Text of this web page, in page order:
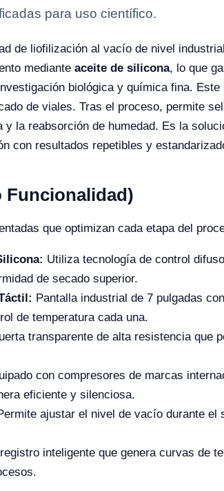
para uso científico.
de liofilización al vacío de nivel
mediante aceite de silicona, lo que
biológica y química fina.
de viales. Tras el proceso, permite
la reabsorción de humedad. Es la
con resultados repetibles y
Funcionalidad)
que optimizan cada etapa del
Utiliza tecnología de control
de secado superior.
Pantalla industrial de 7 pulgadas
de temperatura cada una.
transparente de alta resistencia que
con compresores de marcas
eficiente y silenciosa.
ajustar el nivel de vacío durante
inteligente que genera curvas de